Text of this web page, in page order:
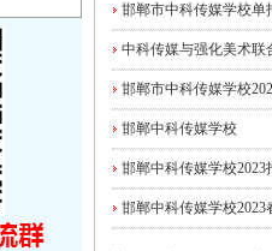
邯郸市中科传媒学校单
中科传媒与强化美术联
邯郸市中科传媒学校
邯郸中科传媒学校
邯郸中科传媒学校2023
邯郸中科传媒学校2023